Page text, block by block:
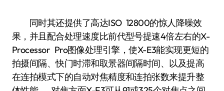
同时其还提供了高达ISO 12800的惊人降噪效
果，并且配合处理速度比前代型号提速4倍左右的X-
Processor Pro图像处理引擎，使X-E3能实现更短的
拍摄间隔、快门时滞和取景器间隔时间、以及提高
在连拍模式下的自动对焦精度和连拍张数来提升整